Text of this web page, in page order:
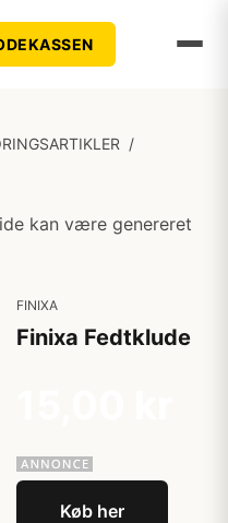
/
kan være genereret
FINIXA
Finixa Fedtklude
Køb her